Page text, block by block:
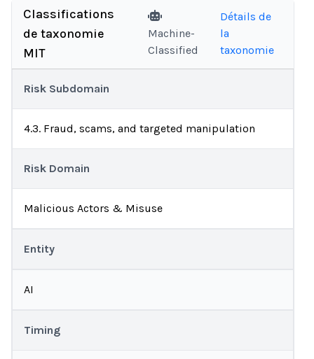
Classifications
de taxonomie
MIT
Machine-
Classified
Détails de
la
taxonomie
Risk Subdomain
4.3. Fraud, scams, and targeted manipulation
Risk Domain
Malicious Actors & Misuse
Entity
AI
Timing